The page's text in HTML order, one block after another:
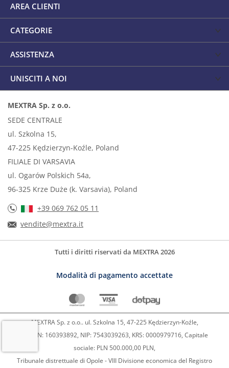
AREA CLIENTI
CATEGORIE
ASSISTENZA
UNISCITI A NOI
MEXTRA Sp. z o.o.
SEDE CENTRALE
ul. Szkolna 15,
47-225 Kędzierzyn-Koźle, Poland
FILIALE DI VARSAVIA
ul. Ogarów Polskich 54a,
96-325 Krze Duże (k. Varsavia), Poland
+39 069 762 05 11
vendite@mextra.it
Tutti i diritti riservati da MEXTRA 2026
Modalità di pagamento accettate
MEXTRA Sp. z o.o.. ul. Szkolna 15, 47-225 Kędzierzyn-Koźle,
REGON: 160393892, NIP: 7543039263, KRS: 0000979716, Capitale
sociale: PLN 500.000,00 PLN,
Tribunale distrettuale di Opole - VIII Divisione economica del Registro